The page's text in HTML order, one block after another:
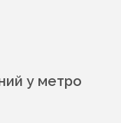
у метро